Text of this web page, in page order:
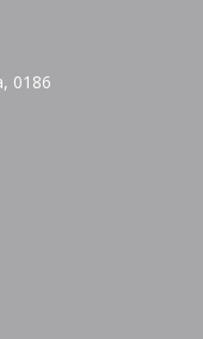
0186